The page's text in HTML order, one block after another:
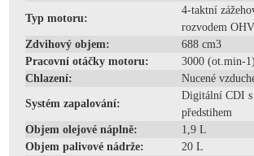
Typ motoru:
4-taktní
rozvodem OHV
Zdvihový objem:
688 cm3
Pracovní otáčky motoru:
3000 (ot.min-1)
Chlazení:
Nucené
Systém zapalování:
Digitální CDI s
předstihem
Objem olejové náplně:
1,9 L
Objem palivové nádrže:
20 L